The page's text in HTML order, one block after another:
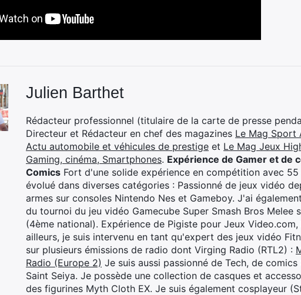
Julien Barthet
Rédacteur professionnel (titulaire de la carte de presse
Directeur et Rédacteur en chef des magazines Le Mag Sport
Actu automobile et véhicules de prestige et Le Mag Jeux
Gaming, cinéma, Smartphones. Expérience de Gamer et de
Comics Fort d'une solide expérience en compétition avec
évolué dans diverses catégories : Passionné de jeux vidéo
armes sur consoles Nintendo Nes et Gameboy. J'ai
du tournoi du jeu vidéo Gamecube Super Smash Bros Melee
(4ème national). Expérience de Pigiste pour Jeux Video.com,
ailleurs, je suis intervenu en tant qu'expert des jeux vidéo
sur plusieurs émissions de radio dont Virging Radio (RTL2) :
Radio (Europe 2) Je suis aussi passionné de Tech, de
Saint Seiya. Je possède une collection de casques et
des figurines Myth Cloth EX. Je suis également cosplayeur